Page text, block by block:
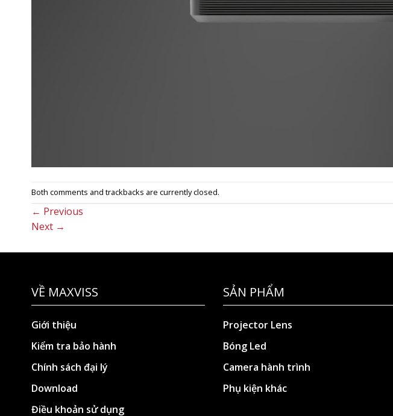
Both comments and trackbacks are currently closed.
← Previous
Next →
VỀ MAXVISS
Giới thiệu
Kiểm tra bảo hành
Chính sách đại lý
Download
Điều khoản sử dụng
SẢN PHẨM
Projector Lens
Bóng Led
Camera hành trình
Phụ kiện khác